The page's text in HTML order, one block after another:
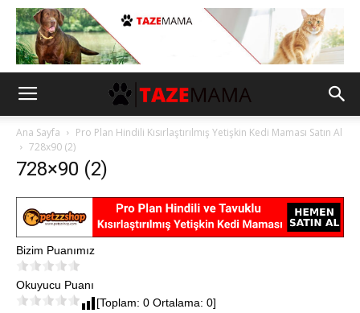
Ana Sayfa
Pro Plan Hindili Kısırlaştırılmış Yetişkin Kedi Maması Satın Al
728x90 (2)
728×90 (2)
Bizim Puanımız
Okuyucu Puanı
[Toplam: 0 Ortalama: 0]